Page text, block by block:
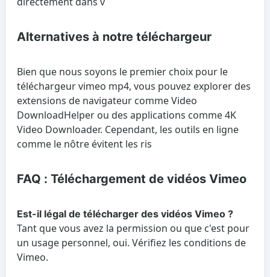
Alternatives à notre téléchargeur
Bien que nous soyons le premier choix pour le
téléchargeur vimeo mp4, vous pouvez explorer des
extensions de navigateur comme Video
DownloadHelper ou des applications comme 4K
Video Downloader. Cependant, les outils en ligne
comme le nôtre évitent les ris
FAQ : Téléchargement de vidéos Vimeo
Est-il légal de télécharger des vidéos Vimeo ?
Tant que vous avez la permission ou que c'est pour
un usage personnel, oui. Vérifiez les conditions de
Vimeo.